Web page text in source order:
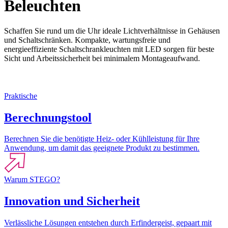
Beleuchten
Schaffen Sie rund um die Uhr ideale Lichtverhältnisse in Gehäusen
und Schaltschränken. Kompakte, wartungsfreie und
energieeffiziente Schaltschrankleuchten mit LED sorgen für beste
Sicht und Arbeitssicherheit bei minimalem Montageaufwand.
Praktische
Berechnungstool
Berechnen Sie die benötigte Heiz- oder Kühlleistung für Ihre
Anwendung, um damit das geeignete Produkt zu bestimmen.
Warum STEGO?
Innovation und Sicherheit
Verlässliche Lösungen entstehen durch Erfindergeist, gepaart mit